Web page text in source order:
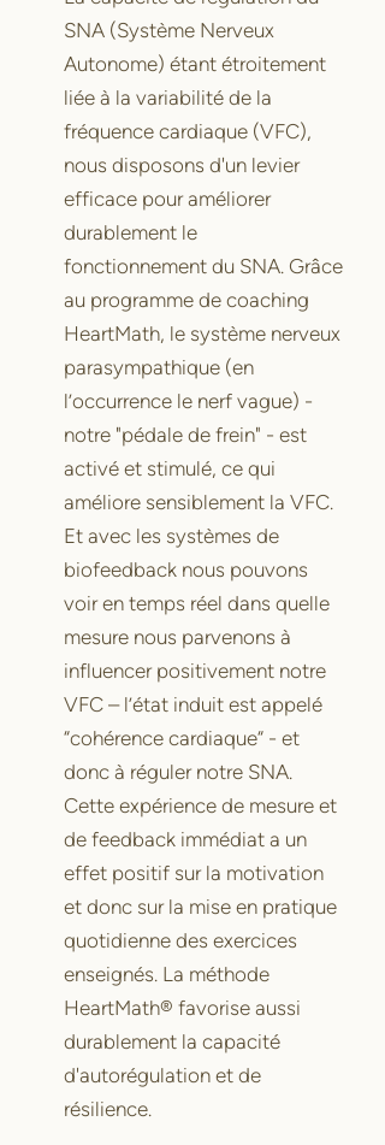
SNA (Système Nerveux
Autonome) étant étroitement
liée à la variabilité de la
fréquence cardiaque (VFC),
nous disposons d'un levier
efficace pour améliorer
durablement le
fonctionnement du SNA. Grâce
au programme de coaching
HeartMath, le système nerveux
parasympathique (en
l’occurrence le nerf vague) -
notre "pédale de frein" - est
activé et stimulé, ce qui
améliore sensiblement la VFC.
Et avec les systèmes de
biofeedback nous pouvons
voir en temps réel dans quelle
mesure nous parvenons à
influencer positivement notre
VFC – l’état induit est appelé
“cohérence cardiaque“ - et
donc à réguler notre SNA.
Cette expérience de mesure et
de feedback immédiat a un
effet positif sur la motivation
et donc sur la mise en pratique
quotidienne des exercices
enseignés. La méthode
HeartMath® favorise aussi
durablement la capacité
d'autorégulation et de
résilience.